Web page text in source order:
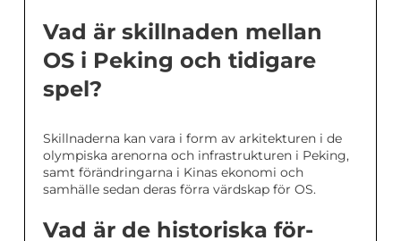
Vad är skillnaden mellan
OS i Peking och tidigare
spel?
Skillnaderna kan vara i form av arkitekturen i de
olympiska arenorna och infrastrukturen i Peking,
samt förändringarna i Kinas ekonomi och
samhälle sedan deras förra värdskap för OS.
Vad är de historiska för-